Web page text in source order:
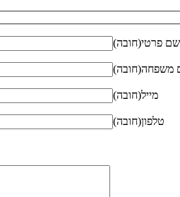
(חובה)שם פרטי
משפחה
(חובה)מייל
(חובה)טלפון